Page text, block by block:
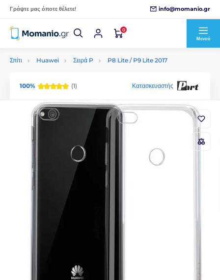
Γράψτε μας όποτε θέλετε! info@momanio.gr
0
Μενού
Σπίτι Huawei Σειρά P P8 Lite / P9 Lite 2017
100% (1) Κατασκευαστής